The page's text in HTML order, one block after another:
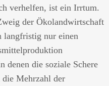
verhelfen, ist ein Irrtum.
der Ökolandwirtschaft
langfristig nur einen
denen die soziale Schere
Mehrzahl der